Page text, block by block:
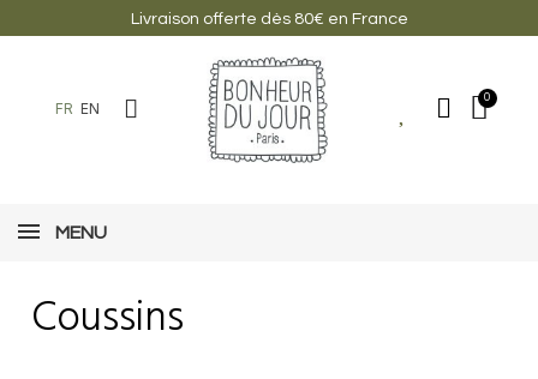
Livraison offerte dès 80€ en France
FR EN
MENU
Coussins